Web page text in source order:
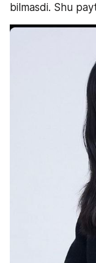
bilmasdi. Shu